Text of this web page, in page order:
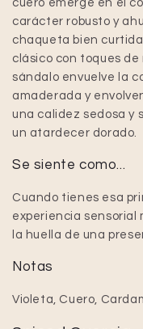
cuero emerge en el
carácter robusto y
chaqueta bien
clásico con toques de
sándalo envuelve la
amaderada y
una calidez sedosa y
un atardecer dorado.
Se siente como...
Cuando tienes esa
experiencia sensorial
la huella de una
Notas
Violeta, Cuero,